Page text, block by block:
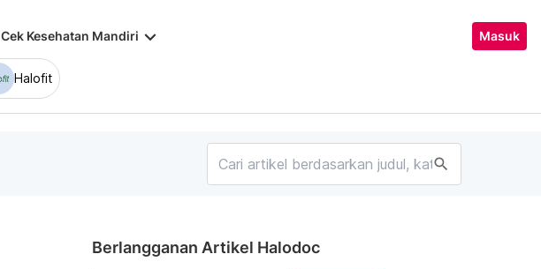
Cek Kesehatan Mandiri keyboard_arrow_down Masuk
Halofit
search
Berlangganan Artikel Halodoc